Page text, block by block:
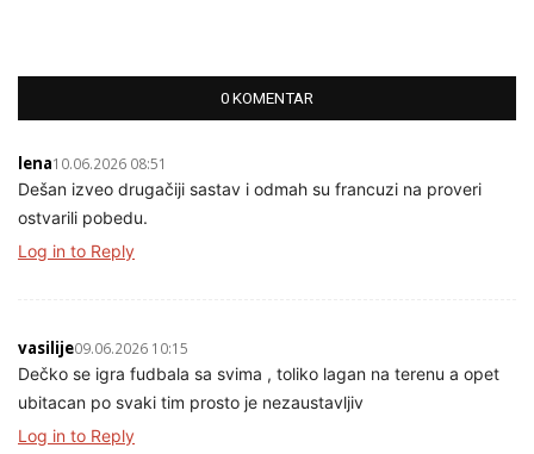
0 KOMENTAR
lena10.06.2026 08:51
Dešan izveo drugačiji sastav i odmah su francuzi na proveri
ostvarili pobedu.
Log in to Reply
vasilije09.06.2026 10:15
Dečko se igra fudbala sa svima , toliko lagan na terenu a opet
ubitacan po svaki tim prosto je nezaustavljiv
Log in to Reply